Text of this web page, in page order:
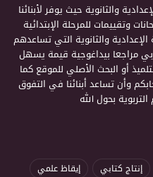
والثانوية حيث يوفر لأبنائنا
وتقييمات للمرحلة الإبتدائية
والثانوية التي تساعدهم
مراجعا بيداغوجية قيمة يسهل
أو البحث الأصلي للموقع كما
وأن تساعد أبنائنا في التفوق
بحول الله
إنتاج كتابي
إيقاظ علمي